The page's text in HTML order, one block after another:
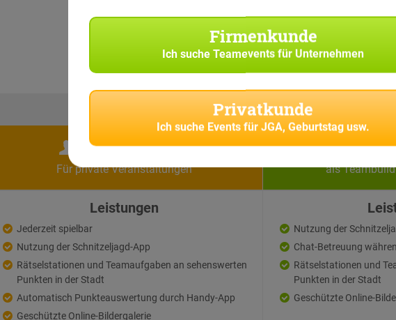
Privatkunden
Für private Veranstaltungen als
Leistungen
Jederzeit spielbar
Nutzung der Schnitzeljagd-App
Rätselstationen und Teamaufgaben an sehenswerten
Punkten in der Stadt
Automatisch Punkteauswertung durch Handy-App
Geschützte Online-Bildergalerie
Nutzung der
Chat-Betreuung
Rätselstationen und
Punkten in der Stadt
Geschützte Online-
Firmenkunde
Ich suche Teamevents für Unternehmen
Privatkunde
Ich suche Events für JGA, Geburtstag usw.